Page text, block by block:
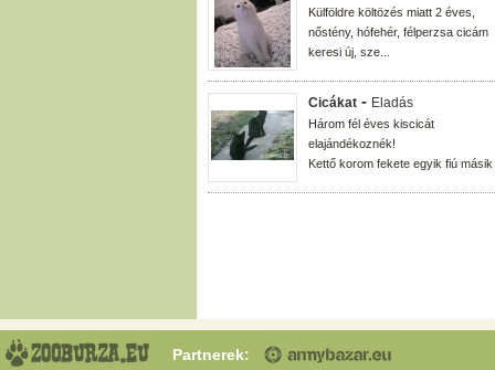
Külföldre költözés miatt 2 éves,
nőstény, hófehér, félperzsa cicám
keresi új, sze...
Cicákat - Eladás
Három fél éves kiscicát
elajándékoznék!
Kettő korom fekete egyik fiú másik
Partnerek: